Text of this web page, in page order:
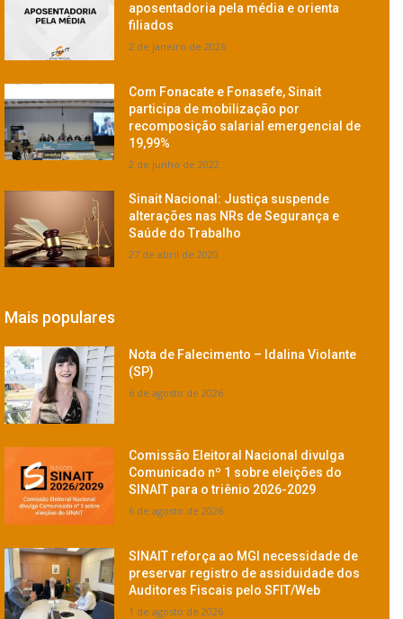
aposentadoria pela média e orienta
filiados
2 de janeiro de 2026
Com Fonacate e Fonasefe, Sinait
participa de mobilização por
recomposição salarial emergencial de
19,99%
2 de junho de 2022
Sinait Nacional: Justiça suspende
alterações nas NRs de Segurança e
Saúde do Trabalho
27 de abril de 2020
Mais populares
Nota de Falecimento – Idalina Violante
(SP)
6 de agosto de 2026
Comissão Eleitoral Nacional divulga
Comunicado nº 1 sobre eleições do
SINAIT para o triênio 2026-2029
6 de agosto de 2026
SINAIT reforça ao MGI necessidade de
preservar registro de assiduidade dos
Auditores Fiscais pelo SFIT/Web
1 de agosto de 2026